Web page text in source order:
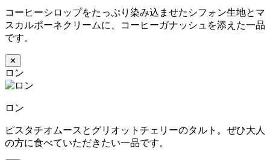
コーヒーシロップをたっぷり染み込ませたシフォン生地とマ
スカルポーネクリームに、コーヒーガナッシュを添えた一品
です。
✕
ロン
ロン
ピスタチオムースとグリオットチェリーのタルト。ぜひ大人
の方に食べていただきたい一品です。